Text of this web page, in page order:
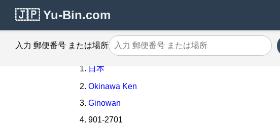
🇯🇵 Yu-Bin.com
入力 郵便番号 または場所
日本
Okinawa Ken
Ginowan
901-2701